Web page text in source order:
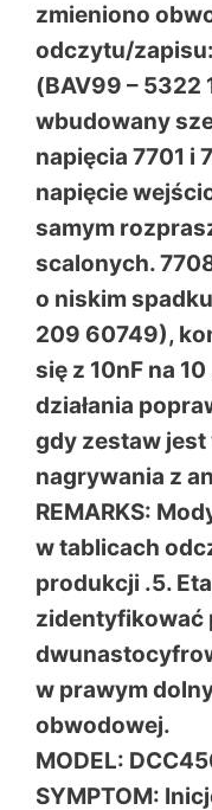
zmieniono
odczytu/
(BAV99 – 5322
wbudowany
napięcia 7701 i
napięcie
samym
scalonych.
o niskim
209 60749),
się z 10nF na
działania
gdy zestaw jest
nagrywania z
REMARKS:
w tablicach
produkcji .5.
zidentyfikować
w prawym
obwodowej.
MODEL:
SYMPTOM: